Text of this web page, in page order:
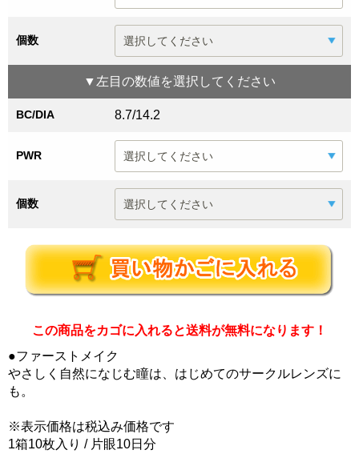
個数
▼ 左目 の数値を選択してください
BC/DIA 8.7/14.2
PWR
個数
この商品をカゴに入れると送料が無料になります！
●ファーストメイク
やさしく自然になじむ瞳は、はじめてのサークルレンズに
も。
※表示価格は税込み価格です
1箱10枚入り / 片眼10日分